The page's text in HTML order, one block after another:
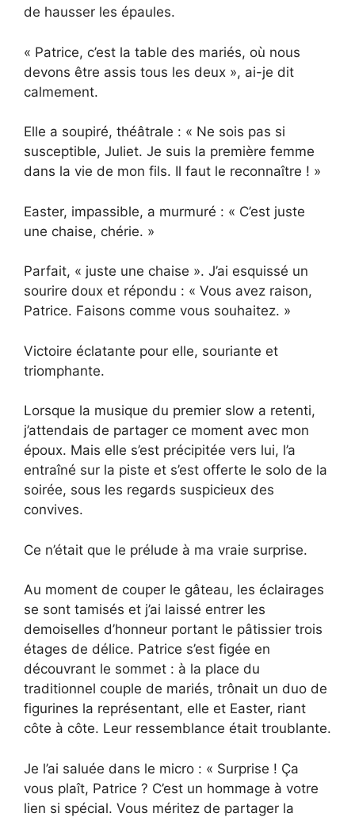
de hausser les épaules.
« Patrice, c’est la table des mariés, où nous
devons être assis tous les deux », ai-je dit
calmement.
Elle a soupiré, théâtrale : « Ne sois pas si
susceptible, Juliet. Je suis la première femme
dans la vie de mon fils. Il faut le reconnaître ! »
Easter, impassible, a murmuré : « C’est juste
une chaise, chérie. »
Parfait, « juste une chaise ». J’ai esquissé un
sourire doux et répondu : « Vous avez raison,
Patrice. Faisons comme vous souhaitez. »
Victoire éclatante pour elle, souriante et
triomphante.
Lorsque la musique du premier slow a retenti,
j’attendais de partager ce moment avec mon
époux. Mais elle s’est précipitée vers lui, l’a
entraîné sur la piste et s’est offerte le solo de la
soirée, sous les regards suspicieux des
convives.
Ce n’était que le prélude à ma vraie surprise.
Au moment de couper le gâteau, les éclairages
se sont tamisés et j’ai laissé entrer les
demoiselles d’honneur portant le pâtissier trois
étages de délice. Patrice s’est figée en
découvrant le sommet : à la place du
traditionnel couple de mariés, trônait un duo de
figurines la représentant, elle et Easter, riant
côte à côte. Leur ressemblance était troublante.
Je l’ai saluée dans le micro : « Surprise ! Ça
vous plaît, Patrice ? C’est un hommage à votre
lien si spécial. Vous méritez de partager la